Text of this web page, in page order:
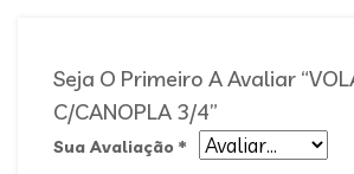
Seja O Primeiro A Avaliar
C/CANOPLA 3/4”
Sua Avaliação *